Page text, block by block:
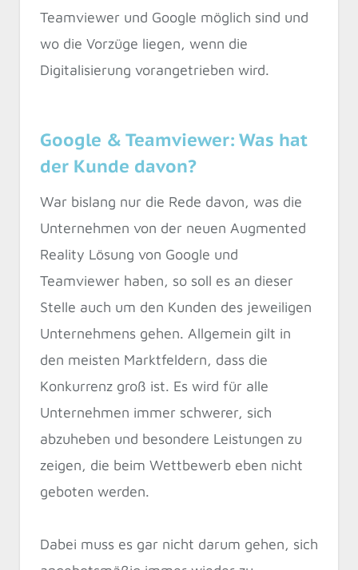
Teamviewer und Google möglich sind und
wo die Vorzüge liegen, wenn die
Digitalisierung vorangetrieben wird.
Google & Teamviewer: Was hat
der Kunde davon?
War bislang nur die Rede davon, was die
Unternehmen von der neuen Augmented
Reality Lösung von Google und
Teamviewer haben, so soll es an dieser
Stelle auch um den Kunden des jeweiligen
Unternehmens gehen. Allgemein gilt in
den meisten Marktfeldern, dass die
Konkurrenz groß ist. Es wird für alle
Unternehmen immer schwerer, sich
abzuheben und besondere Leistungen zu
zeigen, die beim Wettbewerb eben nicht
geboten werden.
Dabei muss es gar nicht darum gehen, sich